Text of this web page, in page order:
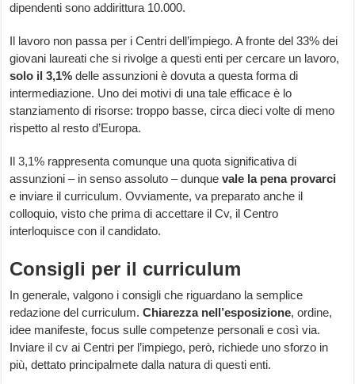
dipendenti sono addirittura 10.000.
Il lavoro non passa per i Centri dell’impiego. A fronte del 33% dei
giovani laureati che si rivolge a questi enti per cercare un lavoro,
solo il 3,1% delle assunzioni è dovuta a questa forma di
intermediazione. Uno dei motivi di una tale efficace è lo
stanziamento di risorse: troppo basse, circa dieci volte di meno
rispetto al resto d’Europa.
Il 3,1% rappresenta comunque una quota significativa di
assunzioni – in senso assoluto – dunquevale la pena provarci
e inviare il curriculum. Ovviamente, va preparato anche il
colloquio, visto che prima di accettare il Cv, il Centro
interloquisce con il candidato.
Consigli per il curriculum
In generale, valgono i consigli che riguardano la semplice
redazione del curriculum.Chiarezza nell’esposizione, ordine,
idee manifeste, focus sulle competenze personali e così via.
Inviare il cv ai Centri per l’impiego, però, richiede uno sforzo in
più, dettato principalmete dalla natura di questi enti.